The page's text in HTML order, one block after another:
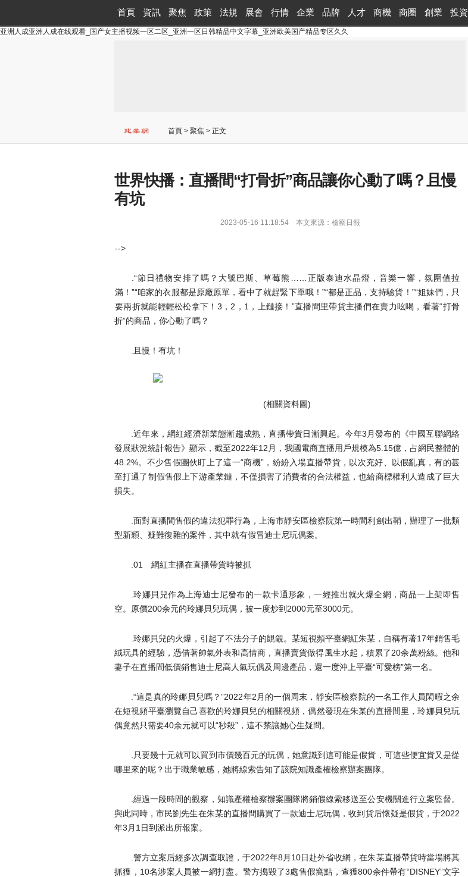
亚洲人成亚洲人成在线观看_国产女主播视频一区二区_亚洲一区日韩精品中文字幕_亚洲欧美国产精品专区久久
首頁 資訊 聚焦 政策 法規 展會 行情 企業 品牌 人才 商機 商圈 創業 投資
首頁> 聚焦> 正文
世界快播：直播間“打骨折”商品讓你心動了嗎？且慢
有坑
2023-05-16 11:18:54 本文來源：檢察日報
-->
.“節日禮物安排了嗎？大號巴斯、草莓熊……正版泰迪水晶燈，音樂一響，氛圍值拉
滿！”“咱家的衣服都是原廠原單，看中了就趕緊下單哦！”“都是正品，支持驗貨！”“姐妹們，只
要兩折就能輕輕松松拿下！3，2，1，上鏈接！”直播間里帶貨主播們在賣力吆喝，看著“打骨
折”的商品，你心動了嗎？
.且慢！有坑！
(相關資料圖)
.近年來，網紅經濟新業態漸趨成熟，直播帶貨日漸興起。今年3月發布的《中國互聯網絡
發展狀況統計報告》顯示，截至2022年12月，我國電商直播用戶規模為5.15億，占網民整體的
48.2%。不少售假團伙盯上了這一“商機”，紛紛入場直播帶貨，以次充好、以假亂真，有的甚
至打通了制假售假上下游產業鏈，不僅損害了消費者的合法權益，也給商標權利人造成了巨大
損失。
.面對直播間售假的違法犯罪行為，上海市靜安區檢察院第一時間利劍出鞘，辦理了一批類
型新穎、疑難復雜的案件，其中就有假冒迪士尼玩偶案。
.01 網紅主播在直播帶貨時被抓
.玲娜貝兒作為上海迪士尼發布的一款卡通形象，一經推出就火爆全網，商品一上架即售
空。原價200余元的玲娜貝兒玩偶，被一度炒到2000元至3000元。
.玲娜貝兒的火爆，引起了不法分子的覬覦。某短視頻平臺網紅朱某，自稱有著17年銷售毛
絨玩具的經驗，憑借著帥氣外表和高情商，直播賣貨做得風生水起，積累了20余萬粉絲。他和
妻子在直播間低價銷售迪士尼高人氣玩偶及周邊產品，還一度沖上平臺“可愛榜”第一名。
.“這是真的玲娜貝兒嗎？”2022年2月的一個周末，靜安區檢察院的一名工作人員閑暇之余
在短視頻平臺瀏覽自己喜歡的玲娜貝兒的相關視頻，偶然發現在朱某的直播間里，玲娜貝兒玩
偶竟然只需要40余元就可以“秒殺”，這不禁讓她心生疑問。
.只要幾十元就可以買到市價幾百元的玩偶，她意識到這可能是假貨，可這些便宜貨又是從
哪里來的呢？出于職業敏感，她將線索告知了該院知識產權檢察辦案團隊。
.經過一段時間的觀察，知識產權檢察辦案團隊將銷假線索移送至公安機關進行立案監督。
與此同時，市民劉先生在朱某的直播間購買了一款迪士尼玩偶，收到貨后懷疑是假貨，于2022
年3月1日到派出所報案。
.警方立案后經多次調查取證，于2022年8月10日赴外省收網，在朱某直播帶貨時當場將其
抓獲，10名涉案人員被一網打盡。警方搗毀了3處售假窩點，查獲800余件帶有“DISNEY”文字